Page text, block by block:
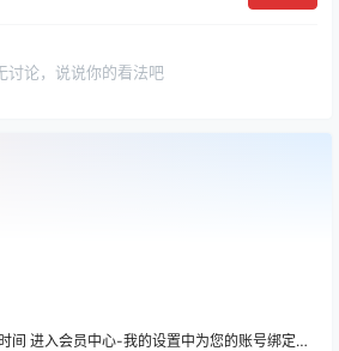
讨论，说说你的看法吧
进入会员中心-我的设置中为您的账号绑定邮箱!